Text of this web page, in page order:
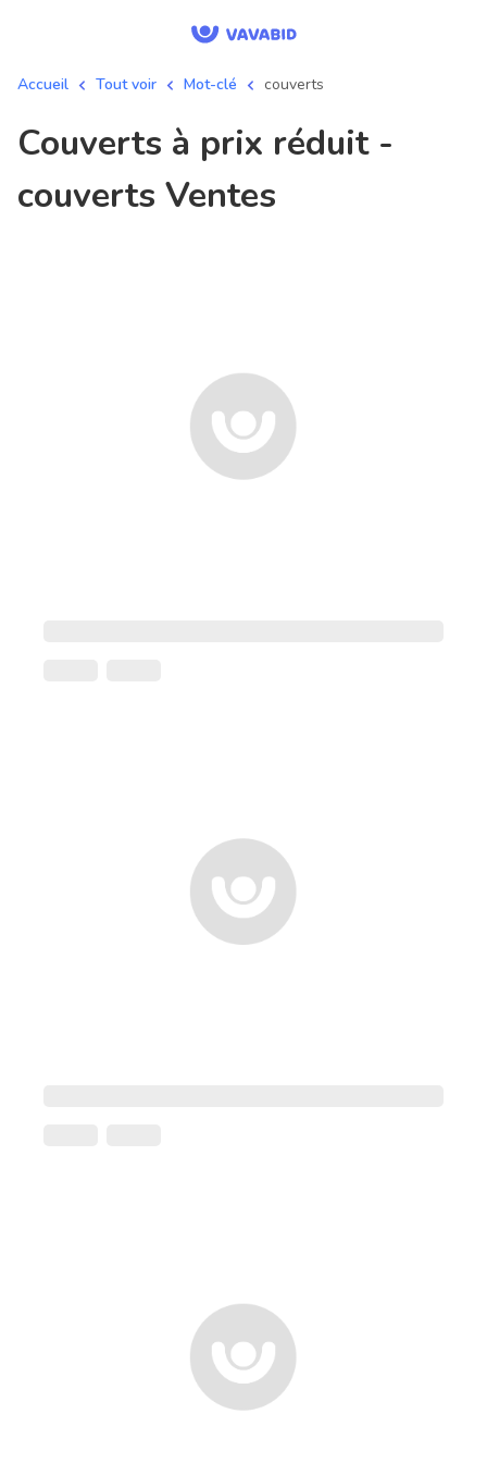
Accueil Tout voir Mot-clé couverts
couverts à prix réduit -
couverts Ventes